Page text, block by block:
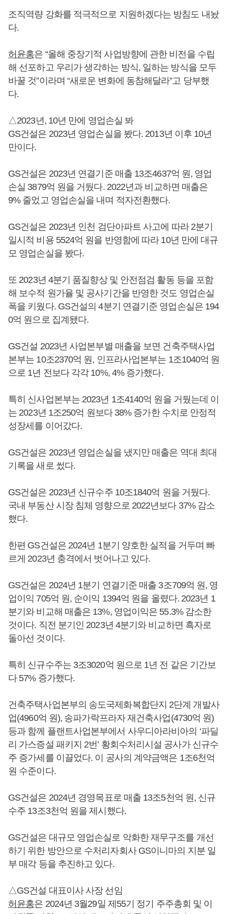
조직역량 강화를 적극적으로 지원하겠다는 방침도 내놨
다.
허윤홍은 “올해 중장기적 사업방향에 관한 비전을 수립
해 선포하고 우리가 생각하는 방식, 일하는 방식을 모두
바꿀 것”이라며 “새로운 변화에 동참해달라”고 당부했
다.
△2023년, 10년 만에 영업손실 봐
GS건설은 2023년 영업손실을 봤다. 2013년 이후 10년
만이다.
GS건설은 2023년 연결기준 매출 13조4637억 원, 영업
손실 3879억 원을 거뒀다. 2022년과 비교하면 매출은
9% 줄었고 영업손실을 내며 적자전환했다.
GS건설은 2023년 인천 검단아파트 사고에 따라 2분기
일시적 비용 5524억 원을 반영함에 따라 10년 만에 대규
모 영업손실을 봤다.
또 2023년 4분기 품질향상 및 안전점검 활동 등을 포함
해 보수적 원가율 및 공사기간을 반영한 것도 영업손실
폭을 키웠다. GS건설의 4분기 연결기준 영업손실은 194
0억 원으로 집계됐다.
GS건설 2023년 사업본부별 매출을 보면 건축주택사업
본부는 10조2370억 원, 인프라사업본부는 1조1040억 원
으로 1년 전보다 각각 10%, 4% 증가했다.
특히 신사업본부는 2023년 1조4140억 원을 거뒀는데 이
는 2023년 1조250억 원보다 38% 증가한 수치로 안정적
성장세를 이어갔다.
GS건설은 2023년 영업손실을 냈지만 매출은 역대 최대
기록을 새로 썼다.
GS건설은 2023년 신규수주 10조1840억 원을 거뒀다.
국내 부동산 시장 침체 영향으로 2022년보다 37% 감소
했다.
한편 GS건설은 2024년 1분기 양호한 실적을 거두며 빠
르게 2023년 충격에서 벗어나고 있다.
GS건설은 2024년 1분기 연결기준 매출 3조709억 원, 영
업이익 705억 원, 순이익 1394억 원을 올렸다. 2023년 1
분기와 비교해 매출은 13%, 영업이익은 55.3% 감소한
것이다. 직전 분기인 2023년 4분기와 비교하면 흑자로
돌아선 것이다.
특히 신규수주는 3조3020억 원으로 1년 전 같은 기간보
다 57% 증가했다.
건축주택사업본부의 송도국제화복합단지 2단계 개발사
업(4960억 원), 송파가락프라자 재건축사업(4730억 원)
등과 함께 플랜트사업본부에서 사우디아라비아의 ‘파딜
리 가스증설 패키지 2번’ 황회수처리시설 공사가 신규수
주 증가세를 이끌었다. 이 공사의 계약금액은 1조6천억
원 수준이다.
GS건설은 2024년 경영목표로 매출 13조5천억 원, 신규
수주 13조3천억 원을 제시했다.
GS건설은 대규모 영업손실로 악화한 재무구조를 개선
하기 위한 방안으로 수처리자회사 GS이니마의 지분 일
부 매각 등을 추진하고 있다.
△GS건설 대표이사 사장 선임
허윤홍은 2024년 3월29일 제55기 정기 주주총회 및 이